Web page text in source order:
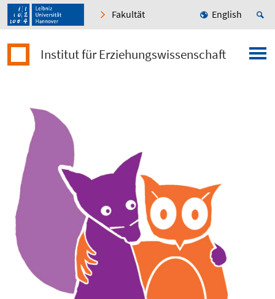
Fakultät English
Institut für Erziehungswissenschaft